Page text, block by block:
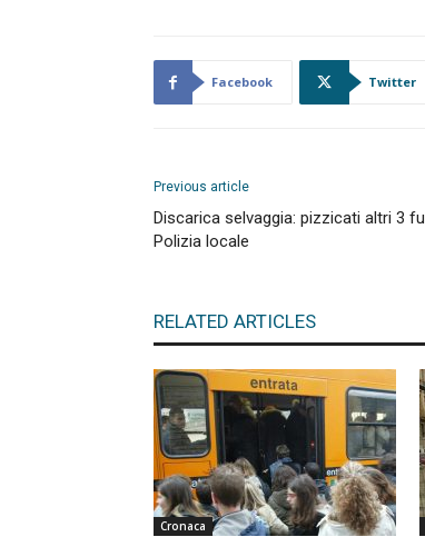
Facebook Twitter
Previous article
Discarica selvaggia: pizzicati altri 3
Polizia locale
RELATED ARTICLES
Cronaca